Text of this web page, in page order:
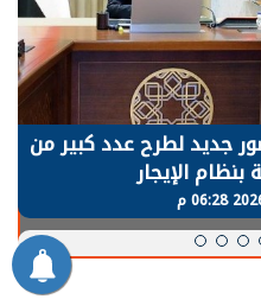
في قطاع الطاقة
الإنتاج الطبيعية